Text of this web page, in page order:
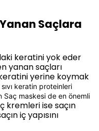
Saçlara
keratini yok eder
yanan saçları
yerine koymak
keratin proteinleri
Saç maskesi de en önemli
kremleri ise saçın
iç yapısını